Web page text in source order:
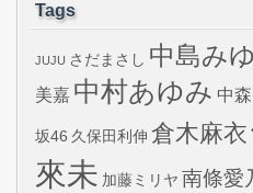
Tags
JUJU さだまさし 中島み
美嘉 中村あゆみ 中
坂46 久保田利伸 倉木麻衣
來未 加藤ミリヤ 南條愛